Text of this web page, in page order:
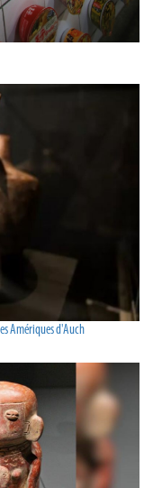
Amériques d'Auch